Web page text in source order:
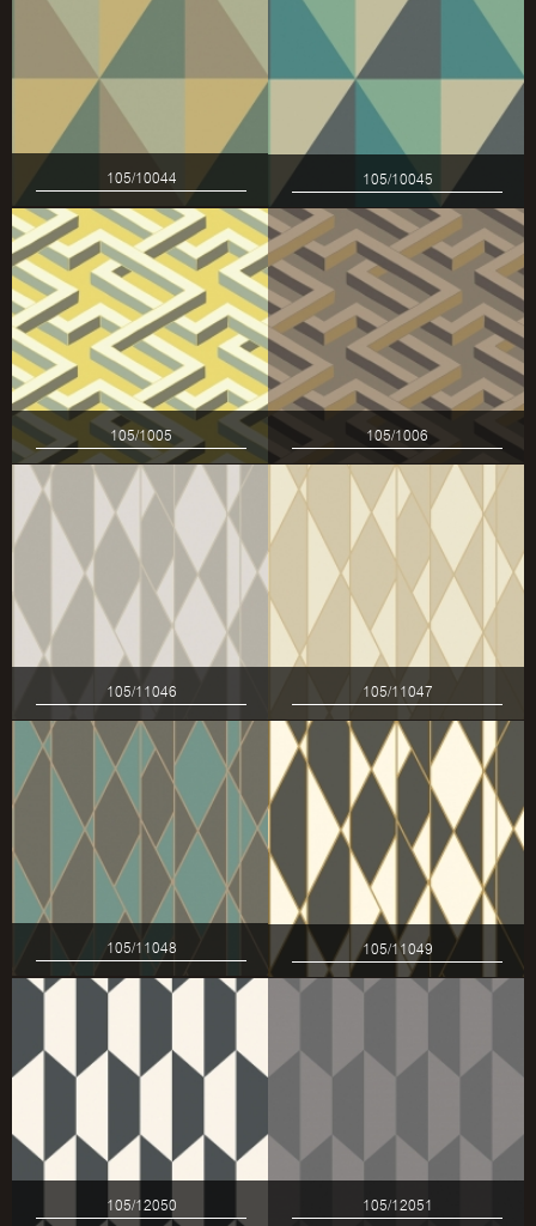
105/10044 105/10045
105/1005 105/1006
105/11046 105/11047
105/11048 105/11049
105/12050 105/12051